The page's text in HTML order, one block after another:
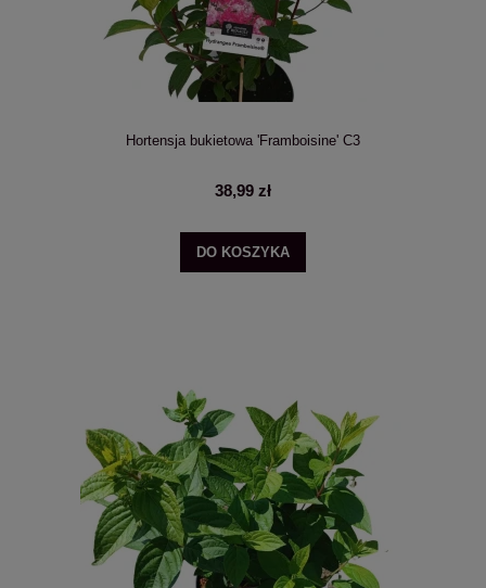
Hortensja bukietowa 'Framboisine' C3
38,99 zł
DO KOSZYKA